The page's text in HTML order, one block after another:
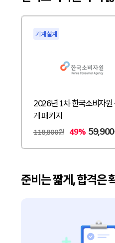
기계설계
2026년 1차 한국소비자원
게 패키지
118,800원 49% 59,900
준비는 짧게, 합격은